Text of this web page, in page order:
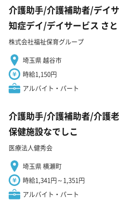
介護助手/介護補助者/デイ
知症デイ/デイサービス さ
株式会社福祉保育グループ
埼玉県 越谷市
時給1,150円
アルバイト・パート
介護助手/介護補助者/介護
保健施設なでしこ
医療法人健秀会
埼玉県 横瀬町
時給1,341円～1,351円
アルバイト・パート